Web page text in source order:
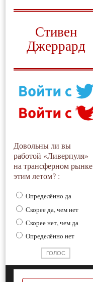
Стивен
Джеррард
Довольны ли вы
работой «Ливерпуля»
на трансферном рынке
этим летом? :
Определённо да
Скорее да, чем нет
Скорее нет, чем да
Определённо нет